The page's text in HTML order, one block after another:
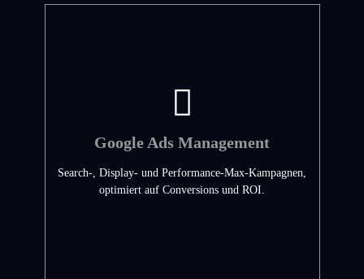
Google Ads Management
Search-, Display- und Performance-Max-Kampagnen,
optimiert auf Conversions und ROI.